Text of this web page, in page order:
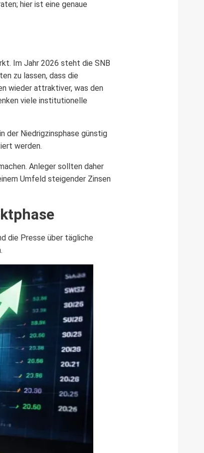
hier ist eine genaue
Im Jahr 2026 steht die SNB
zu lassen, dass die
wieder attraktiver, was den
viele institutionelle
der Niedrigzinsphase günstig
werden.
Anleger sollten daher
Umfeld steigender Zinsen
die Presse über tägliche